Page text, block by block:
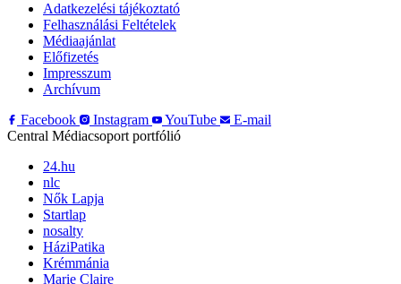
Adatkezelési tájékoztató
Felhasználási Feltételek
Médiaajánlat
Előfizetés
Impresszum
Archívum
Facebook
Instagram YouTube
E-mail
Central Médiacsoport portfólió
24.hu
nlc
Nők Lapja
Startlap
nosalty
HáziPatika
Krémmánia
Marie Claire